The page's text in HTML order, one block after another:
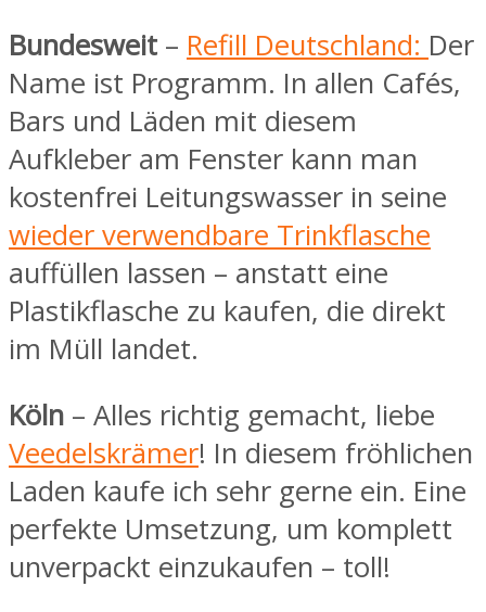
Bundesweit – Refill Deutschland: Der
Name ist Programm. In allen Cafés,
Bars und Läden mit diesem
Aufkleber am Fenster kann man
kostenfrei Leitungswasser in seine
wieder verwendbare Trinkflasche
auffüllen lassen – anstatt eine
Plastikflasche zu kaufen, die direkt
im Müll landet.
Köln – Alles richtig gemacht, liebe
Veedelskrämer! In diesem fröhlichen
Laden kaufe ich sehr gerne ein. Eine
perfekte Umsetzung, um komplett
unverpackt einzukaufen – toll!